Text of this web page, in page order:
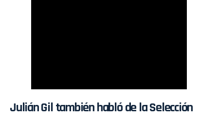
Julián Gil también habló de la Selección